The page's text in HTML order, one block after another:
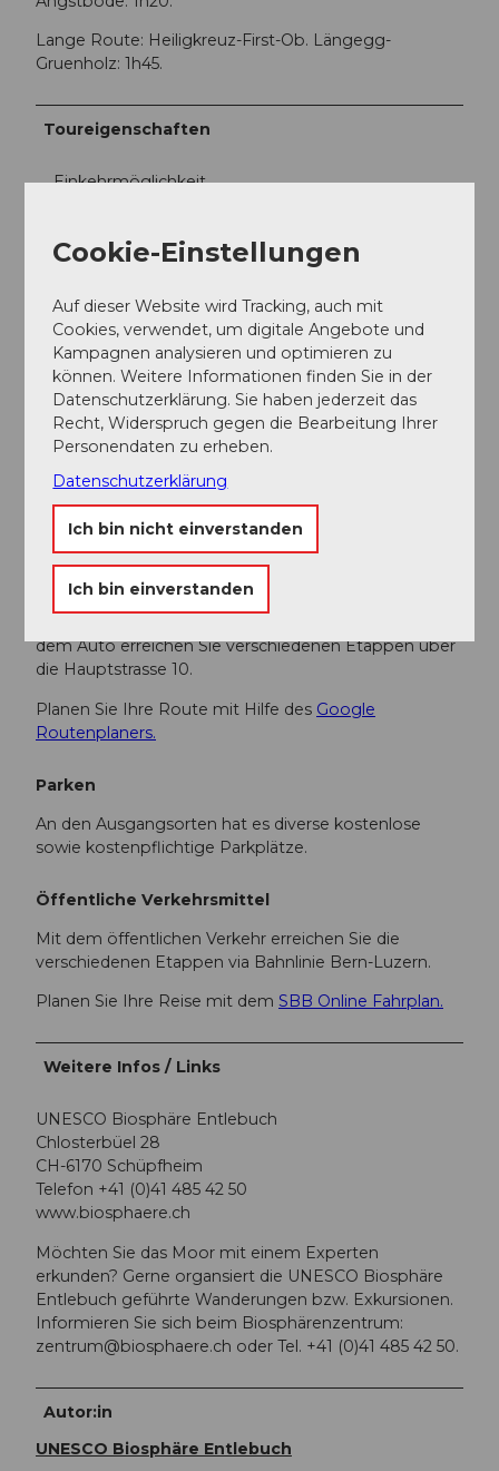
Lange Route: Heiligkreuz-First-Ob. Längegg-
Gruenholz: 1h45.
Toureigenschaften
Einkehrmöglichkeit
Natur Highlight
Gutes Schuhwerk und eine allwettertaugliche
Ausrüstung sind unerlässlich. Empfehlenswert sind
Fernglas, Pflanzen- und Tierbestimmungsbücher, evtl.
auch ein Frottetuch, mit dem nach dem
Barfusswandern die Füsse getrocknet werden
können.
Anreise und Parken
Anfahrt
Die UNESCO Biosphäre Entlebuch liegt im Herzen
dem Auto erreichen Sie verschiedenen Etappen über
die Hauptstrasse 10.
Planen Sie Ihre Route mit Hilfe des Google
Routenplaners.
Parken
An den Ausgangsorten hat es diverse kostenlose
sowie kostenpflichtige Parkplätze.
Öffentliche Verkehrsmittel
Mit dem öffentlichen Verkehr erreichen Sie die
verschiedenen Etappen via Bahnlinie Bern-Luzern.
Planen Sie Ihre Reise mit dem SBB Online Fahrplan.
Weitere Infos / Links
UNESCO Biosphäre Entlebuch
Chlosterbüel 28
CH-6170 Schüpfheim
Telefon +41 (0)41 485 42 50
www.biosphaere.ch
Möchten Sie das Moor mit einem Experten
erkunden? Gerne organsiert die UNESCO Biosphäre
Entlebuch geführte Wanderungen bzw. Exkursionen.
Informieren Sie sich beim Biosphärenzentrum:
zentrum@biosphaere.ch oder Tel. +41 (0)41 485 42 50.
Autor:in
UNESCO Biosphäre Entlebuch
Cookie-Einstellungen
Auf dieser Website wird Tracking, auch mit
Cookies, verwendet, um digitale Angebote und
Kampagnen analysieren und optimieren zu
können. Weitere Informationen finden Sie in der
Datenschutzerklärung. Sie haben jederzeit das
Recht, Widerspruch gegen die Bearbeitung Ihrer
Personendaten zu erheben.
Datenschutzerklärung
Ich bin nicht einverstanden
Ich bin einverstanden